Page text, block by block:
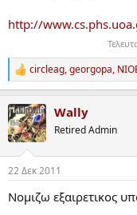
http://
R
e
c
t
i
s
circleag,georgopa,
Wally
Retired Admin
22 Δεκ 2011
Nομιζω εξαιρετικος